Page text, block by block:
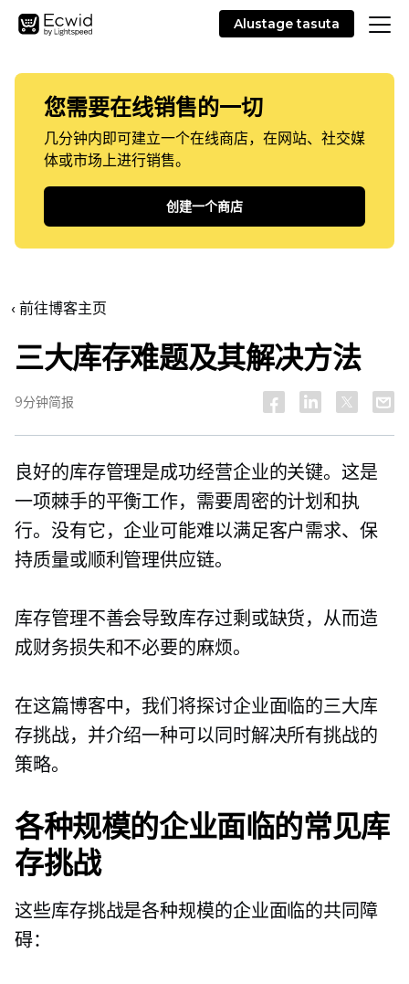
Alustage tasuta
您需要在线销售的一切
几分钟内即可建立一个在线商店，在网站、社交媒
体或市场上进行销售。
创建一个商店
‹ 前往博客主页
三大库存难题及其解决方法
9分钟简报
良好的库存管理是成功经营企业的关键。这是
一项棘手的平衡工作，需要周密的计划和执
行。没有它，企业可能难以满足客户需求、保
持质量或顺利管理供应链。
库存管理不善会导致库存过剩或缺货，从而造
成财务损失和不必要的麻烦。
在这篇博客中，我们将探讨企业面临的三大库
存挑战，并介绍一种可以同时解决所有挑战的
策略。
各种规模的企业面临的常见库
存挑战
这些库存挑战是各种规模的企业面临的共同障
碍：